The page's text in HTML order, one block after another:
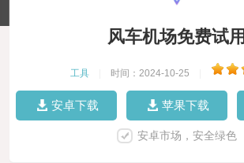
风车机场免费试用
工具 时间：2024-10-25
安卓下载 苹果下载
安卓市场，安全绿色